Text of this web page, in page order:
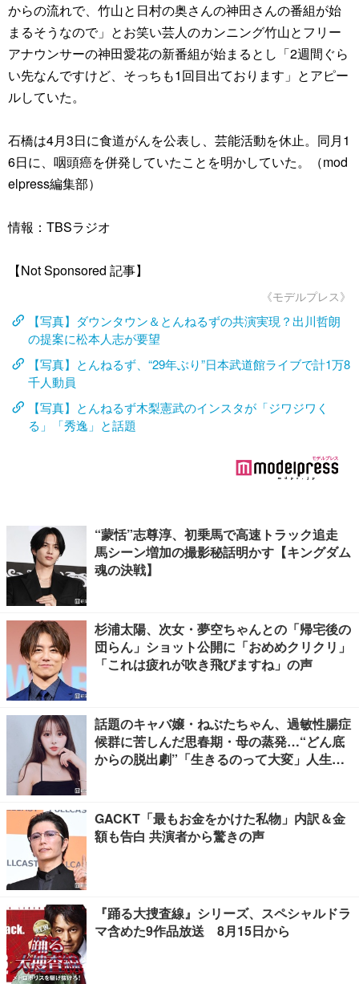
からの流れで、竹山と日村の奥さんの神田さんの番組が始
まるそうなので」とお笑い芸人のカンニング竹山とフリー
アナウンサーの神田愛花の新番組が始まるとし「2週間ぐら
い先なんですけど、そっちも1回目出ております」とアピー
ルしていた。
石橋は4月3日に食道がんを公表し、芸能活動を休止。同月1
6日に、咽頭癌を併発していたことを明かしていた。（mod
elpress編集部）
情報：TBSラジオ
【Not Sponsored 記事】
《モデルプレス》
【写真】ダウンタウン＆とんねるずの共演実現？出川哲朗
の提案に松本人志が要望
【写真】とんねるず、“29年ぶり”日本武道館ライブで計1万8
千人動員
【写真】とんねるず木梨憲武のインスタが「ジワジワく
る」「秀逸」と話題
“蒙恬”志尊淳、初乗馬で高速トラック追走
馬シーン増加の撮影秘話明かす【キングダム
魂の決戦】
杉浦太陽、次女・夢空ちゃんとの「帰宅後の
団らん」ショット公開に「おめめクリクリ」
「これは疲れが吹き飛びますね」の声
話題のキャバ嬢・ねぶたちゃん、過敏性腸症
候群に苦しんだ思春期・母の蒸発…“どん底
からの脱出劇”「生きるのって大変」人生変
GACKT「最もお金をかけた私物」内訳＆金
額も告白 共演者から驚きの声
『踊る大捜査線』シリーズ、スペシャルドラ
マ含めた9作品放送 8月15日から